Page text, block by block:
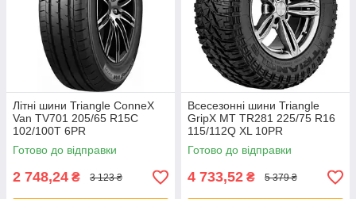
Літні шини Triangle ConneX
Van TV701 205/65 R15C
102/100T 6PR
Готово до відправки
2 748,24 ₴ 3 123 ₴
Всесезонні шини Triangle
GripX MT TR281 225/75 R16
115/112Q XL 10PR
Готово до відправки
4 733,52 ₴ 5 379 ₴